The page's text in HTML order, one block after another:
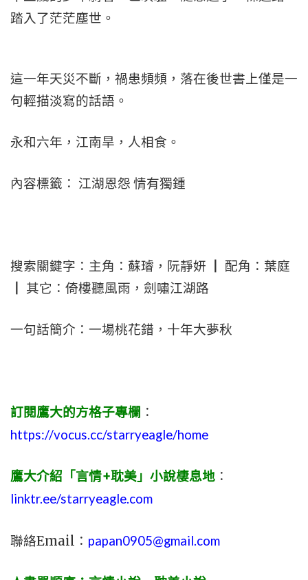
踏入了茫茫塵世。
這一年天災不斷，禍患頻頻，落在後世書上僅是一
句輕描淡寫的話語。
永和六年，江南旱，人相食。
內容標籤： 江湖恩怨 情有獨鍾
搜索關鍵字：主角：蘇璿，阮靜妍 ┃ 配角：葉庭
┃ 其它：倚樓聽風雨，劍嘯江湖路
一句話簡介：一場桃花錯，十年大夢秋
訂閱鷹大的方格子專欄 ：
https://vocus.cc/starryeagle/home
鷹大介紹「言情+耽美」小說棲息地 ：
linktr.ee/starryeagle.com
聯絡Email： papan0905@gmail.com